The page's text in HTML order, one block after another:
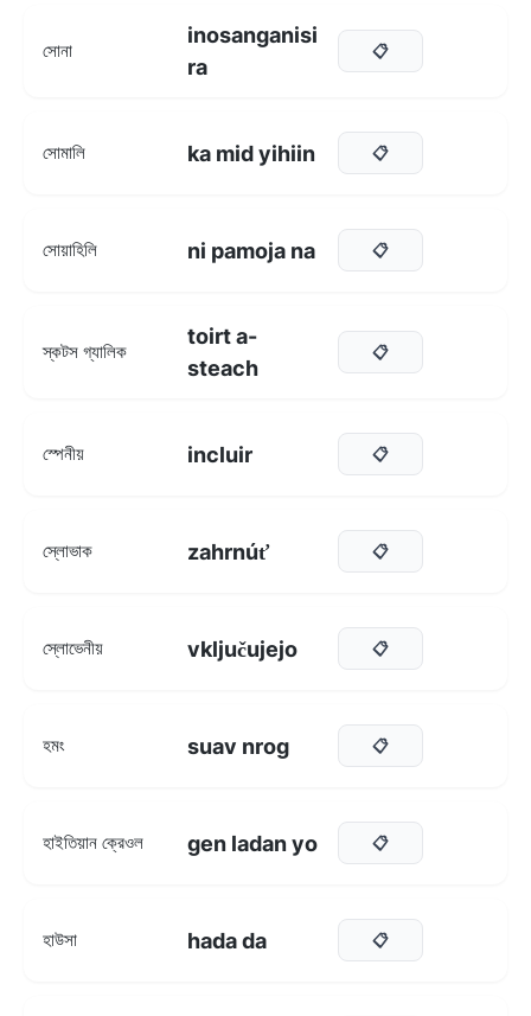
সোনা
inosanganisi
ra
📋
সোমালি ka mid yihiin 📋
সোয়াহিলি ni pamoja na 📋
স্কটস গ্যালিক
toirt a-
steach
📋
স্পেনীয় incluir 📋
স্লোভাক zahrnúť 📋
স্লোভেনীয় vključujejo 📋
হমং suav nrog 📋
হাইতিয়ান ক্রেওল gen ladan yo 📋
হাউসা hada da 📋